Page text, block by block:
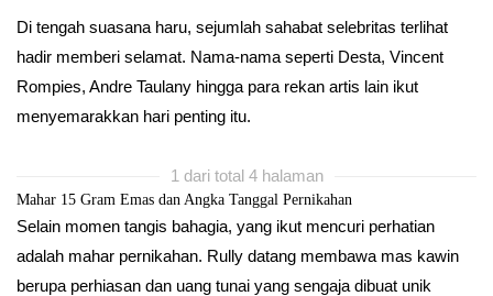
Di tengah suasana haru, sejumlah sahabat selebritas terlihat
hadir memberi selamat. Nama-nama seperti Desta, Vincent
Rompies, Andre Taulany hingga para rekan artis lain ikut
menyemarakkan hari penting itu.
1 dari total 4 halaman
Mahar 15 Gram Emas dan Angka Tanggal Pernikahan
Selain momen tangis bahagia, yang ikut mencuri perhatian
adalah mahar pernikahan. Rully datang membawa mas kawin
berupa perhiasan dan uang tunai yang sengaja dibuat unik